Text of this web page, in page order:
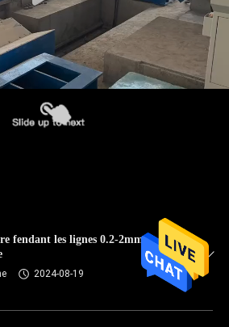
fendant les lignes 0.2-2mm x
2024-08-19